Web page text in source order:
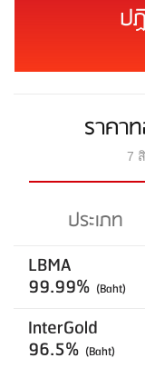
ป
ราคา
7
ประเภท
LBMA
99.99% (Baht)
InterGold
96.5% (Baht)